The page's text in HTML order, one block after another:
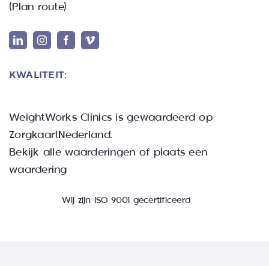
(Plan route)
KWALITEIT:
WeightWorks Clinics is gewaardeerd op
ZorgkaartNederland.
Bekijk alle waarderingen of plaats een
waardering
Wij zijn ISO 9001 gecertificeerd